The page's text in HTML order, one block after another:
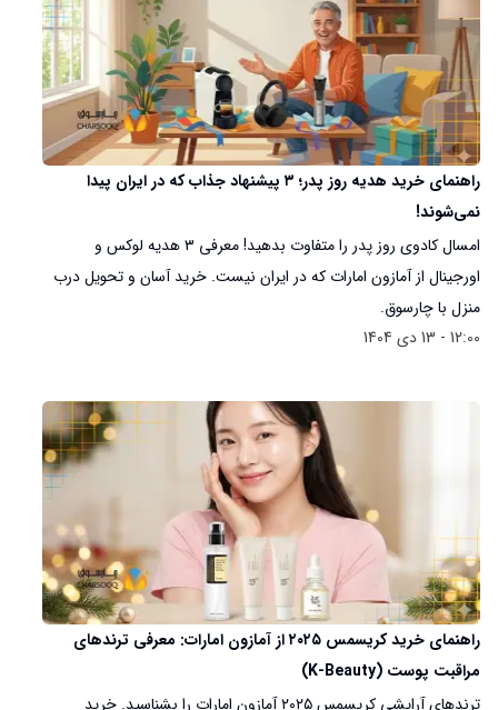
راهنمای خرید هدیه روز پدر؛ ۳ پیشنهاد جذاب که در ایران پیدا
نمی‌شوند!
امسال کادوی روز پدر را متفاوت بدهید! معرفی ۳ هدیه لوکس و
اورجینال از آمازون امارات که در ایران نیست. خرید آسان و تحویل درب
منزل با چارسوق.
12:00 - 13 دی 1404
راهنمای خرید کریسمس ۲۰۲۵ از آمازون امارات: معرفی ترندهای
مراقبت پوست (K-Beauty)
ترندهای آرایشی کریسمس ۲۰۲۵ آمازون امارات را بشناسید. خرید